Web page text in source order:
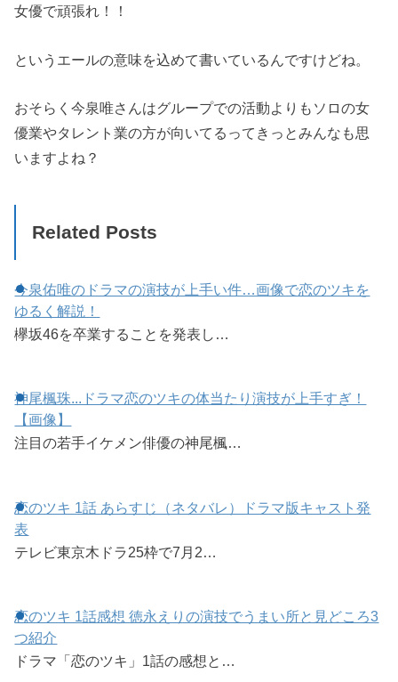
女優で頑張れ！！
というエールの意味を込めて書いているんですけどね。
おそらく今泉唯さんはグループでの活動よりもソロの女
優業やタレント業の方が向いてるってきっとみんなも思
いますよね？
Related Posts
今泉佑唯のドラマの演技が上手い件…画像で恋のツキを
ゆるく解説！
欅坂46を卒業することを発表し…
神尾楓珠...ドラマ恋のツキの体当たり演技が上手すぎ！
【画像】
注目の若手イケメン俳優の神尾楓…
恋のツキ 1話 あらすじ（ネタバレ）ドラマ版キャスト発
表
テレビ東京木ドラ25枠で7月2…
恋のツキ 1話感想 徳永えりの演技でうまい所と見どころ3
つ紹介
ドラマ「恋のツキ」1話の感想と…